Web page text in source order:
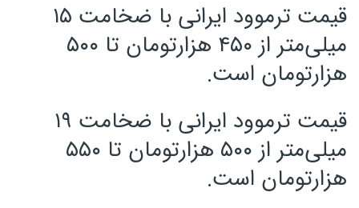
قیمت ترموود ایرانی با ضخامت ۱۵
میلی‌متر از ۴۵۰ هزارتومان تا ۵۰۰
هزارتومان است.
قیمت ترموود ایرانی با ضخامت ۱۹
میلی‌متر از ۵۰۰ هزارتومان تا ۵۵۰
هزارتومان است.